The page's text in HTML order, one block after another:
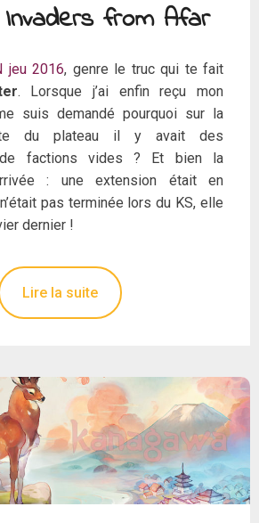
from Afar
jeu 2016, genre le truc qui te fait
. Lorsque j’ai enfin reçu mon
suis demandé pourquoi sur la
du plateau il y avait des
de factions vides ? Et bien la
: une extension était en
pas terminée lors du KS, elle
dernier !
Lire la suite